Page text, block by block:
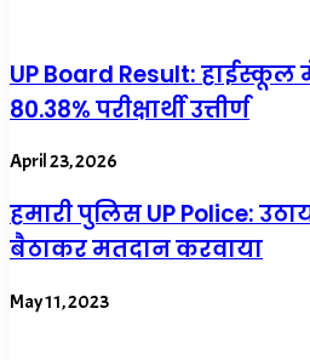
UP Board Result:
80.38% परीक्षार्थी उत्तीर्ण
April 23, 2026
हमारी पुलिस UP Police:
बैठाकर मतदान करवाया
May 11, 2023